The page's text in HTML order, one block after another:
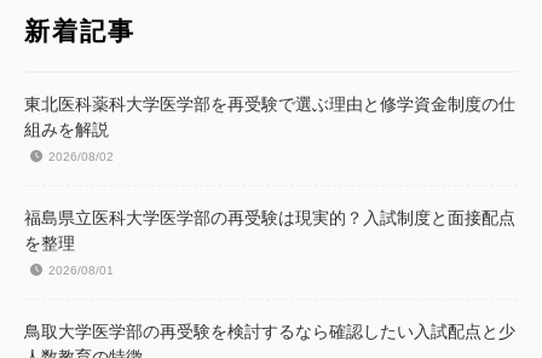
新着記事
東北医科薬科大学医学部を再受験で選ぶ理由と修学資金制度の仕
組みを解説
2026/08/02
福島県立医科大学医学部の再受験は現実的？入試制度と面接配点
を整理
2026/08/01
鳥取大学医学部の再受験を検討するなら確認したい入試配点と少